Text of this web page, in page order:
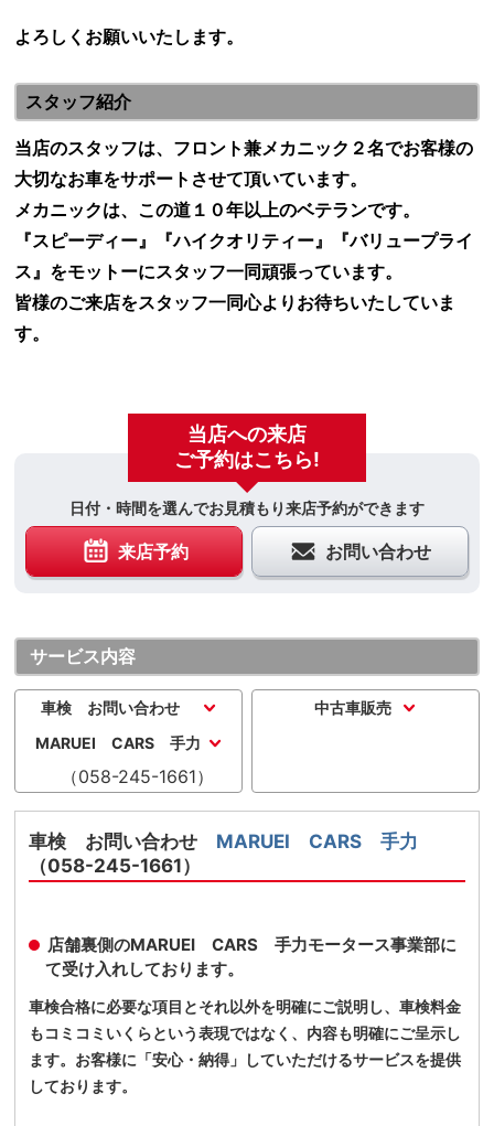
よろしくお願いいたします。
スタッフ紹介
当店のスタッフは、フロント兼メカニック２名でお客様の
大切なお車をサポートさせて頂いています。
メカニックは、この道１０年以上のベテランです。
『スピーディー』『ハイクオリティー』『バリュープライ
ス』をモットーにスタッフ一同頑張っています。
皆様のご来店をスタッフ一同心よりお待ちいたしていま
す。
当店への来店
ご予約はこちら!
日付・時間を選んでお見積もり来店予約ができます
来店予約 お問い合わせ
サービス内容
車検 お問い合わせ
MARUEI CARS 手力
（058-245-1661）
中古車販売
車検 お問い合わせ MARUEI CARS 手力
（058-245-1661）
店舗裏側のMARUEI CARS 手力モータース事業部に
て受け入れしております。
車検合格に必要な項目とそれ以外を明確にご説明し、車検料金
もコミコミいくらという表現ではなく、内容も明確にご呈示し
ます。お客様に「安心・納得」していただけるサービスを提供
しております。